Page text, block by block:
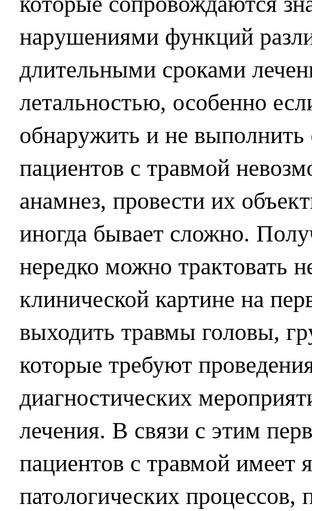
нарушениями функций
длительными сроками
летальностью, особенно
обнаружить и не
пациентов с травмой
анамнез, провести их
иногда бывает сложно.
нередко можно трактовать
клинической картине на
выходить травмы головы,
которые требуют
диагностических
лечения. В связи с этим
пациентов с травмой имеет
патологических процессов,